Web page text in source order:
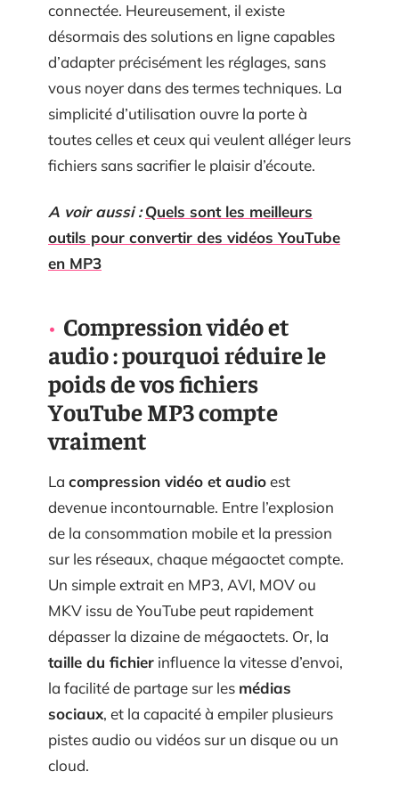
connectée. Heureusement, il existe
désormais des solutions en ligne capables
d’adapter précisément les réglages, sans
vous noyer dans des termes techniques. La
simplicité d’utilisation ouvre la porte à
toutes celles et ceux qui veulent alléger leurs
fichiers sans sacrifier le plaisir d’écoute.
A voir aussi : Quels sont les meilleurs
outils pour convertir des vidéos YouTube
en MP3
Compression vidéo et
audio : pourquoi réduire le
poids de vos fichiers
YouTube MP3 compte
vraiment
La compression vidéo et audioest
devenue incontournable. Entre l’explosion
de la consommation mobile et la pression
sur les réseaux, chaque mégaoctet compte.
Un simple extrait en MP3, AVI, MOV ou
MKV issu de YouTube peut rapidement
dépasser la dizaine de mégaoctets. Or, la
taille du fichier influence la vitesse d’envoi,
la facilité de partage sur les médias
sociaux, et la capacité à empiler plusieurs
pistes audio ou vidéos sur un disque ou un
cloud.